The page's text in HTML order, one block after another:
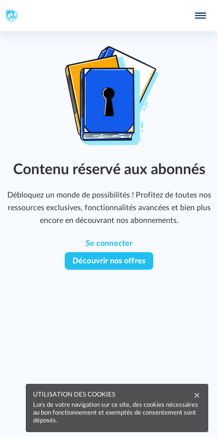
Contenu réservé aux abonnés
Débloquez un monde de possibilités ! Profitez de toutes nos
ressources exclusives, fonctionnalités avancées et bien plus
encore en découvrant nos abonnements.
Se connecter
Découvrir nos offres
UTILISATION DES COOKIES
Lors de votre navigation sur ce site, des cookies nécessaires
au bon fonctionnement et exemptés de consentement sont
déposés.